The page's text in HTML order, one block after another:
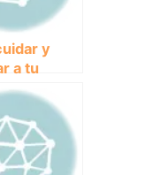
y
a tu
Mastín
Guía